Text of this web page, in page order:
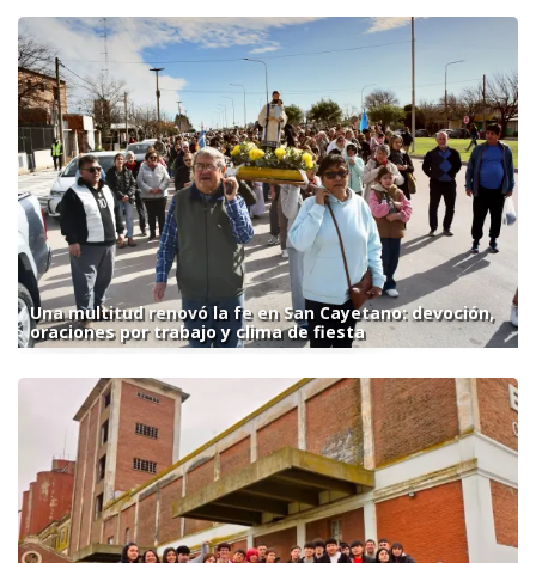
Una multitud renovó la fe en San Cayetano: devoción,
oraciones por trabajo y clima de fiesta